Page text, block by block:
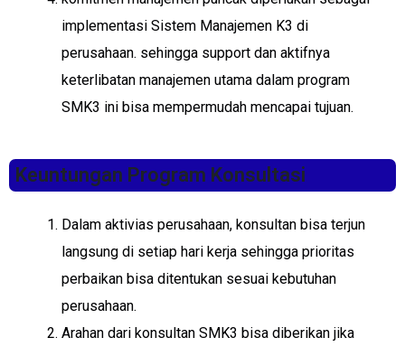
implementasi Sistem Manajemen K3 di
perusahaan. sehingga support dan aktifnya
keterlibatan manajemen utama dalam program
SMK3 ini bisa mempermudah mencapai tujuan.
Keuntungan Program Konsultasi
Dalam aktivias perusahaan, konsultan bisa terjun
langsung di setiap hari kerja sehingga prioritas
perbaikan bisa ditentukan sesuai kebutuhan
perusahaan.
Arahan dari konsultan SMK3 bisa diberikan jika